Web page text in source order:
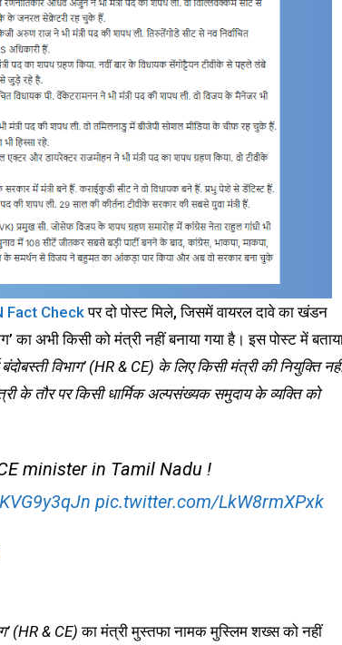
Fact Checkपर दो पोस्ट मिले, जिसमें वायरल दावे का खंडन
का अभी किसी को मंत्री नहीं बनाया गया है। इस पोस्ट में
विभाग’ (HR & CE) के लिए किसी मंत्री की नियुक्ति
के तौर पर किसी धार्मिक अल्पसंख्यक समुदाय के व्यक्ति को
minister in Tamil Nadu !
pic.twitter.com/LkW8rmXPxk
(HR & CE) का मंत्री मुस्तफा नामक मुस्लिम शख्स को नहीं